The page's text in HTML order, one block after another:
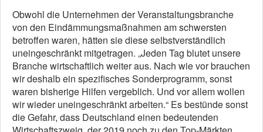
Obwohl die Unternehmen der Veranstaltungsbranche
von den Eindämmungsmaßnahmen am schwersten
betroffen waren, hätten sie diese selbstverständlich
uneingeschränkt mitgetragen. „Jeden Tag blutet unsere
Branche wirtschaftlich weiter aus. Nach wie vor brauchen
wir deshalb ein spezifisches Sonderprogramm, sonst
waren bisherige Hilfen vergeblich. Und vor allem wollen
wir wieder uneingeschränkt arbeiten.“ Es bestünde sonst
die Gefahr, dass Deutschland einen bedeutenden